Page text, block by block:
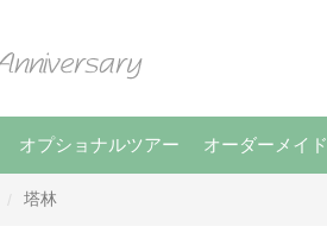
オプショナルツアー オーダーメイド
塔林